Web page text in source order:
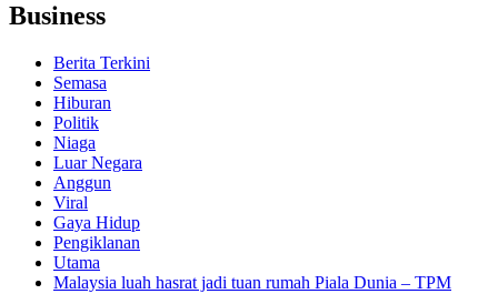
Business
Berita Terkini
Semasa
Hiburan
Politik
Niaga
Luar Negara
Anggun
Viral
Gaya Hidup
Pengiklanan
Utama
Malaysia luah hasrat jadi tuan rumah Piala Dunia – TPM